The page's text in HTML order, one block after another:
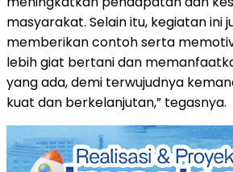
masyarakat. Selain itu, kegiatan ini
memberikan contoh serta
lebih giat bertani dan
yang ada, demi terwujudnya
kuat dan berkelanjutan,” tegasnya.